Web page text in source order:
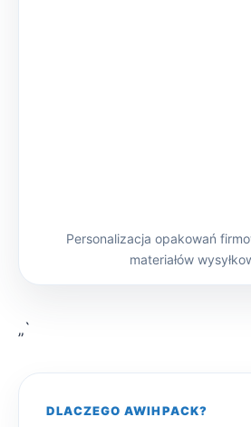
Personalizacja opakowań
materiałów
„`
DLACZEGO AWIHPACK?